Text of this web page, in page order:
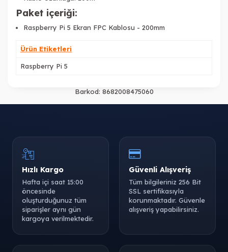
Paket içeriği:
Raspberry Pi 5 Ekran FPC Kablosu - 200mm
Ürün Etiketleri
Raspberry Pi 5
Barkod: 8682008475060
Hızlı Kargo
Hafta içi saat 15:00
öncesinde
oluşturduğunuz tüm
siparişler aynı gün
kargoya verilmektedir.
Güvenli Alışveriş
Tüm bilgileriniz 256 Bit
SSL sertifikasıyla
korunmaktadır. Güvenle
alışveriş yapabilirsiniz.